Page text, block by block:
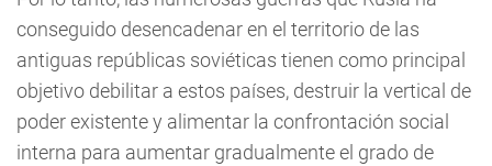
conseguido desencadenar en el territorio de las
antiguas repúblicas soviéticas tienen como principal
objetivo debilitar a estos países, destruir la vertical de
poder existente y alimentar la confrontación social
interna para aumentar gradualmente el grado de